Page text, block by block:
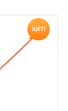
ХИТ!